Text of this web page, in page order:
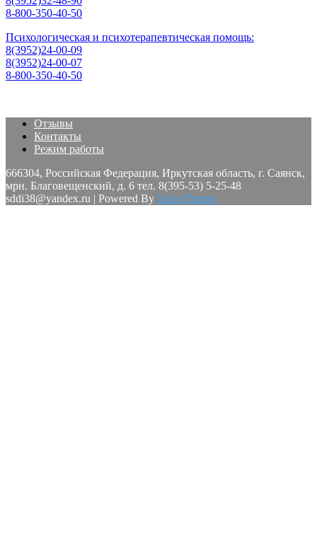
8-800-350-40-50
Психологическая и психотерапевтическая помощь:
8(3952)24-00-09
8(3952)24-00-07
8-800-350-40-50
Отзывы
Контакты
Режим работы
666304, Российская Федерация, Иркутская область, г. Саянск,
мрн. Благовещенский, д. 6 тел. 8(395-53) 5-25-48
sddi38@yandex.ru | Powered By SpiceThemes